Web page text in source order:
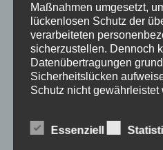
Suchen
nach:
Maßnahmen umgesetzt,
lückenlosen Schutz der
verarbeiteten
sicherzustellen. Dennoch
Datenübertragungen
Sicherheitslücken
Schutz nicht gewährleistet
alternativen Wegen,
Essenziell